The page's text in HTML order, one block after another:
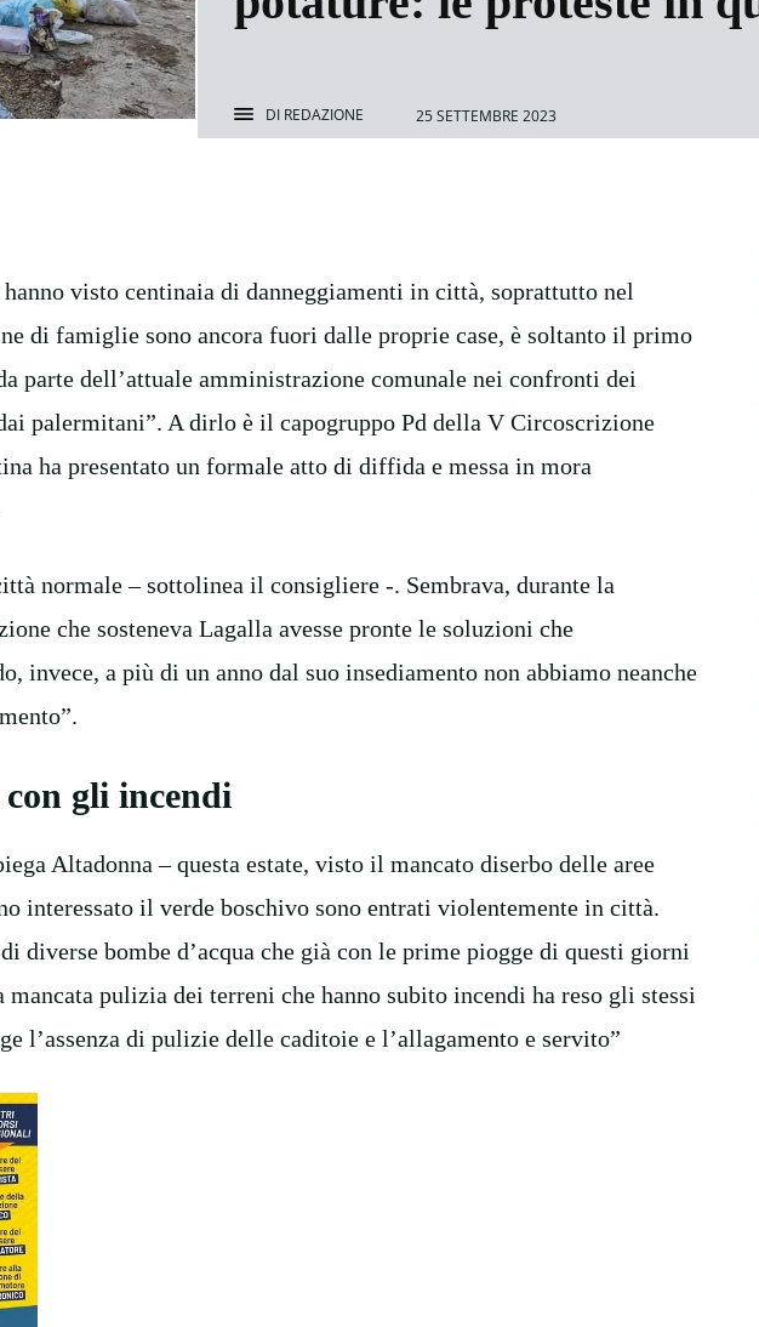
DI REDAZIONE 25 SETTEMBRE 2023
visto centinaia di danneggiamenti in città, soprattutto nel
di famiglie sono ancora fuori dalle proprie case, è soltanto il primo
parte dell’attuale amministrazione comunale nei confronti dei
palermitani”. A dirlo è il capogruppo Pd della V Circoscrizione
ha presentato un formale atto di diffida e messa in mora
normale – sottolinea il consigliere -. Sembrava, durante la
che sosteneva Lagalla avesse pronte le soluzioni che
invece, a più di un anno dal suo insediamento non abbiamo neanche
gli incendi
Altadonna – questa estate, visto il mancato diserbo delle aree
interessato il verde boschivo sono entrati violentemente in città.
diverse bombe d’acqua che già con le prime piogge di questi giorni
pulizia dei terreni che hanno subito incendi ha reso gli stessi
l’assenza di pulizie delle caditoie e l’allagamento e servito”